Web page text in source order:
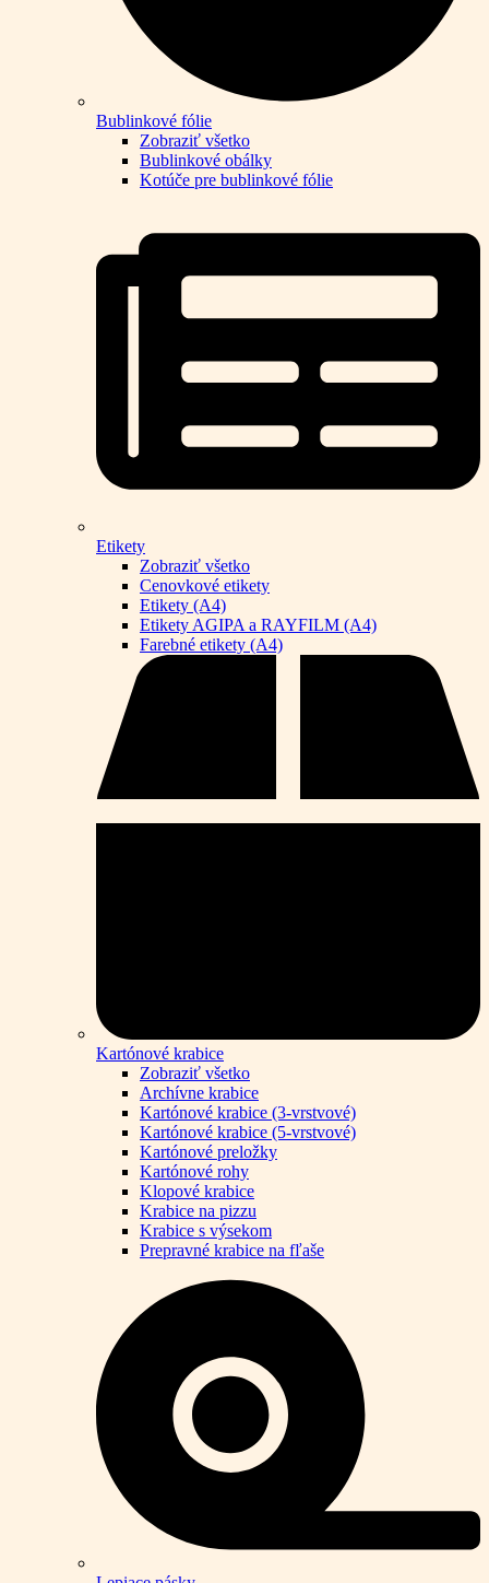
Bublinkové fólie
Zobraziť všetko
Bublinkové obálky
Kotúče pre bublinkové fólie
Etikety
Zobraziť všetko
Cenovkové etikety
Etikety (A4)
Etikety AGIPA a RAYFILM (A4)
Farebné etikety (A4)
Kartónové krabice
Zobraziť všetko
Archívne krabice
Kartónové krabice (3-vrstvové)
Kartónové krabice (5-vrstvové)
Kartónové preložky
Kartónové rohy
Klopové krabice
Krabice na pizzu
Krabice s výsekom
Prepravné krabice na fľaše